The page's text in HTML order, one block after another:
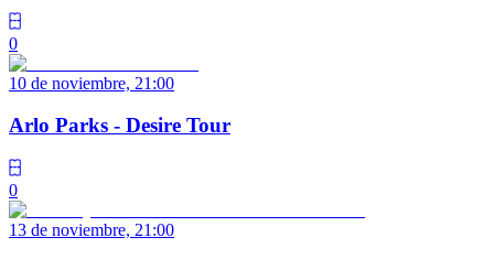
0
10 de noviembre, 21:00
Arlo Parks - Desire Tour
0
13 de noviembre, 21:00